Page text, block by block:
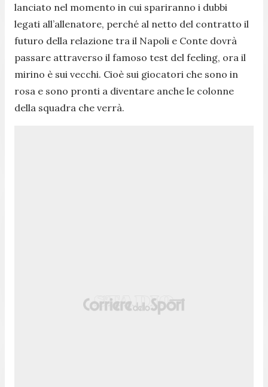
lanciato nel momento in cui spariranno i dubbi
legati all’allenatore, perché al netto del contratto il
futuro della relazione tra il Napoli e Conte dovrà
passare attraverso il famoso test del feeling, ora il
mirino è sui vecchi. Cioè sui giocatori che sono in
rosa e sono pronti a diventare anche le colonne
della squadra che verrà.